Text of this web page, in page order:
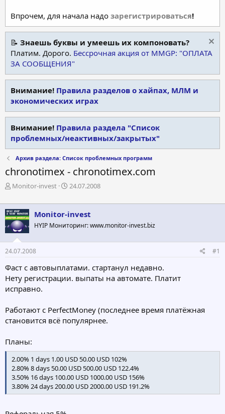
Впрочем, для начала надо зарегистрироваться!
📝 Знаешь буквы и умеешь их компоновать?
Платим. Дорого. Бессрочная акция от MMGP: "ОПЛАТА
ЗА СООБЩЕНИЯ"
Внимание! Правила разделов о хайпах, МЛМ и
экономических играх
Внимание! Правила раздела "Список
проблемных/неактивных/закрытых"
Архив раздела: Список проблемных программ
chronotimex - chronotimex.com
А
т
о
р
т
е
м
ы
Monitor-invest
Д
т
а
а
ч
л
а
24.07.2008
Monitor-invest
HYIP Мониторинг: www.monitor-invest.biz
24.07.2008 #1
Фаст с автовыплатами. стартанул недавно.
Нету регистрации. выпаты на автомате. Платит
исправно.
Работают с PerfectMoney (последнее время платёжная
становится всё популярнее.
Планы:
2.00% 1 days 1.00 USD 50.00 USD 102%
2.80% 8 days 50.00 USD 500.00 USD 122.4%
3.50% 16 days 100.00 USD 1000.00 USD 156%
3.80% 24 days 200.00 USD 2000.00 USD 191.2%